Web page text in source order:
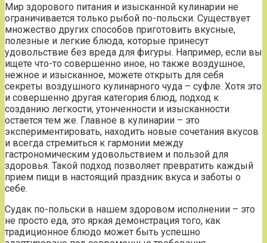
Мир здорового питания и изысканной кулинарии не
ограничивается только рыбой по-польски. Существует
множество других способов приготовить вкусные,
полезные и легкие блюда, которые принесут
удовольствие без вреда для фигуры. Например, если вы
ищете что-то совершенно иное, но также воздушное,
нежное и изысканное, можете открыть для себя
секреты воздушного кулинарного чуда – суфле. Хотя это
и совершенно другая категория блюд, подход к
созданию легкости, утонченности и изысканности
остается тем же. Главное в кулинарии – это
экспериментировать, находить новые сочетания вкусов
и всегда стремиться к гармонии между
гастрономическим удовольствием и пользой для
здоровья. Такой подход позволяет превратить каждый
прием пищи в настоящий праздник вкуса и заботы о
себе.
Судак по-польски в нашем здоровом исполнении – это
не просто еда, это яркая демонстрация того, как
традиционное блюдо может быть успешно